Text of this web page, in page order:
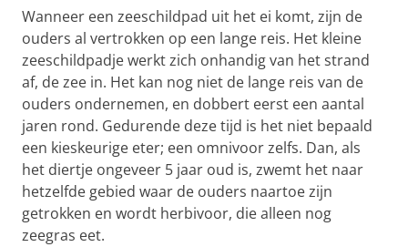
Wanneer een zeeschildpad uit het ei komt, zijn de
ouders al vertrokken op een lange reis. Het kleine
zeeschildpadje werkt zich onhandig van het strand
af, de zee in. Het kan nog niet de lange reis van de
ouders ondernemen, en dobbert eerst een aantal
jaren rond. Gedurende deze tijd is het niet bepaald
een kieskeurige eter; een omnivoor zelfs. Dan, als
het diertje ongeveer 5 jaar oud is, zwemt het naar
hetzelfde gebied waar de ouders naartoe zijn
getrokken en wordt herbivoor, die alleen nog
zeegras eet.